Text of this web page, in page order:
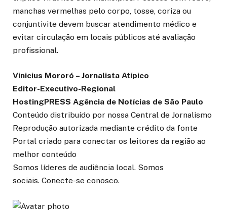
manchas vermelhas pelo corpo, tosse, coriza ou
conjuntivite devem buscar atendimento médico e
evitar circulação em locais públicos até avaliação
profissional.
Vinicius Mororó – Jornalista Atípico
Editor-Executivo-Regional
HostingPRESS Agência de Notícias de São Paulo
Conteúdo distribuído por nossa Central de Jornalismo
Reprodução autorizada mediante crédito da fonte
Portal criado para conectar os leitores da região ao
melhor conteúdo
Somos líderes de audiência local. Somos
sociais. Conecte-se conosco.